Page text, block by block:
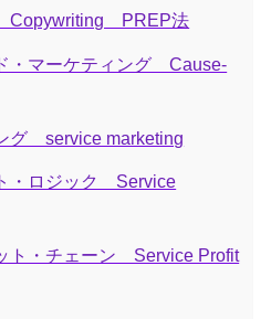
Copywriting PREP法
・マーケティング Cause-
グ service marketing
・ロジック Service
ト・チェーン Service Profit